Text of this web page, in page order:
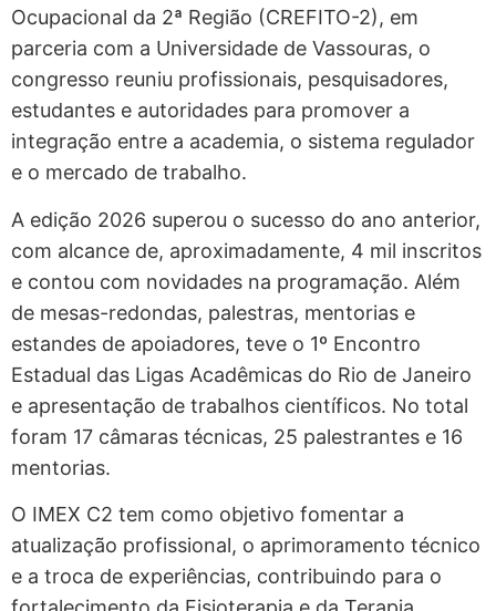
Ocupacional da 2ª Região (CREFITO-2), em
parceria com a Universidade de Vassouras, o
congresso reuniu profissionais, pesquisadores,
estudantes e autoridades para promover a
integração entre a academia, o sistema regulador
e o mercado de trabalho.
A edição 2026 superou o sucesso do ano anterior,
com alcance de, aproximadamente, 4 mil inscritos
e contou com novidades na programação. Além
de mesas-redondas, palestras, mentorias e
estandes de apoiadores, teve o 1º Encontro
Estadual das Ligas Acadêmicas do Rio de Janeiro
e apresentação de trabalhos científicos. No total
foram 17 câmaras técnicas, 25 palestrantes e 16
mentorias.
O IMEX C2 tem como objetivo fomentar a
atualização profissional, o aprimoramento técnico
e a troca de experiências, contribuindo para o